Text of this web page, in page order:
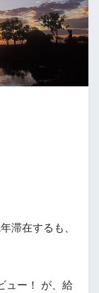
滞在するも、
ュー！ が、給